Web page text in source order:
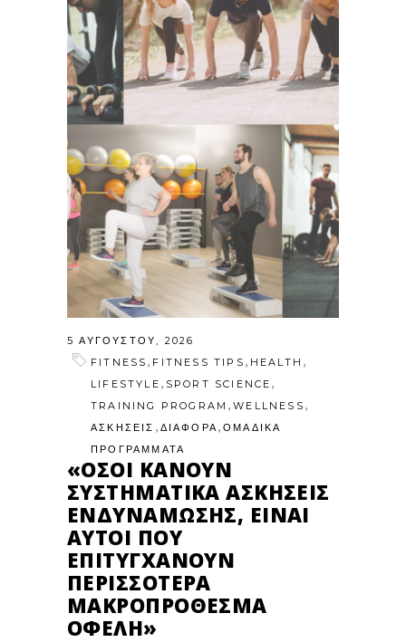
5 ΑΥΓΟΎΣΤΟΥ, 2026
FITNESS , FITNESS TIPS , HEALTH ,
LIFESTYLE , SPORT SCIENCE ,
TRAINING PROGRAM ,WELLNESS ,
ΑΣΚΗΣΕΙΣ , ΔΙΑΦΟΡΑ ,ΟΜΑΔΙΚΑ
ΠΡΟΓΡΑΜΜΑΤΑ
«ΌΣΟΙ ΚΆΝΟΥΝ
ΣΥΣΤΗΜΑΤΙΚΆ ΑΣΚΉΣΕΙΣ
ΕΝΔΥΝΆΜΩΣΗΣ, ΕΊΝΑΙ
ΑΥΤΟΊ ΠΟΥ
ΕΠΙΤΥΓΧΆΝΟΥΝ
ΠΕΡΙΣΣΌΤΕΡΑ
ΜΑΚΡΟΠΡΌΘΕΣΜΑ
ΟΦΈΛΗ»